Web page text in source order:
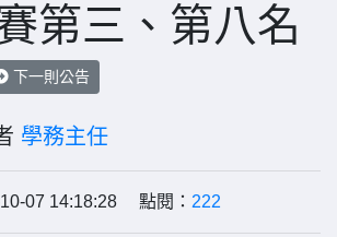
第三、第八名
下一則公告
學務主任
07 14:18:28 點閱： 222